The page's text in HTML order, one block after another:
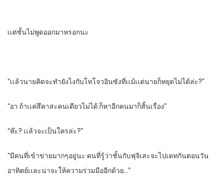
เเต่ชั้นไม่พูดออกมาหรอกนะ
“เเล้วนายคิดจะทํายังไงกับโทโจวอินซังที่เเม้เเต่นายก็หยุดไม่ได้ล่ะ?”
“อา​ ถ้าเเค่สึคาสะคนเดียวไม่ได้​ ก็หาอีกคนมาก็สิ้นเรื่อง”
“ห๊ะ? เเล้วจะเป็นใครล่ะ?”
“มีคนที่เข้าข่าย​มากๆอยู่นะ​ คนที่รู้ว่าชั้นกับฟุจิเสะจะไปเดทกันตอนวัน
อาทิตย์​เเละน่าจะให้ความร่วมมืออีกด้วย…”